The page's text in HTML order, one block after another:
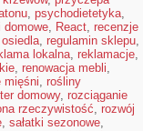
, psychodietetyka,
domowe, React, recenzje
, regulamin sklepu,
lokalna, reklamacje,
, renowacja mebli,
mięśni, rośliny
domowy, rozciąganie
rzeczywistość, rozwój
, sałatki sezonowe,